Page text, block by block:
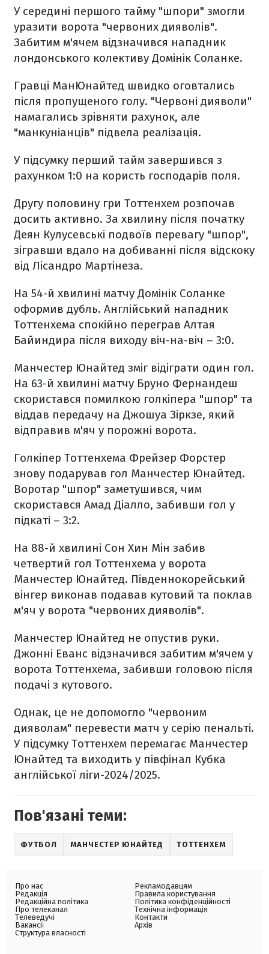
У середині першого тайму "шпори" змогли
уразити ворота "червоних дияволів".
Забитим м'ячем відзначився нападник
лондонського колективу Домінік Соланке.
Гравці МанЮнайтед швидко оговтались
після пропущеного голу. "Червоні дияволи"
намагались зрівняти рахунок, але
"манкуніанців" підвела реалізація.
У підсумку перший тайм завершився з
рахунком 1:0 на користь господарів поля.
Другу половину гри Тоттенхем розпочав
досить активно. За хвилину після початку
Деян Кулусевські подвоїв перевагу "шпор",
зігравши вдало на добиванні після відскоку
від Лісандро Мартінеза.
На 54-й хвилині матчу Домінік Соланке
оформив дубль. Англійський нападник
Тоттенхема спокійно переграв Алтая
Байиндира після виходу віч-на-віч – 3:0.
Манчестер Юнайтед зміг відіграти один гол.
На 63-й хвилині матчу Бруно Фернандеш
скористався помилкою голкіпера "шпор" та
віддав передачу на Джошуа Зіркзе, який
відправив м'яч у порожні ворота.
Голкіпер Тоттенхема Фрейзер Форстер
знову подарував гол Манчестер Юнайтед.
Воротар "шпор" заметушився, чим
скористався Амад Діалло, забивши гол у
підкаті – 3:2.
На 88-й хвилині Сон Хин Мін забив
четвертий гол Тоттенхема у ворота
Манчестер Юнайтед. Південнокорейський
вінгер виконав подавав кутовий та поклав
м'яч у ворота "червоних дияволів".
Манчестер Юнайтед не опустив руки.
Джонні Еванс відзначився забитим м'ячем у
ворота Тоттенхема, забивши головою після
подачі з кутового.
Однак, це не допомогло "червоним
дияволам" перевести матч у серію пенальті.
У підсумку Тоттенхем перемагає Манчестер
Юнайтед та виходить у півфінал Кубка
англійської ліги-2024/2025.
Пов'язані теми:
ФУТБОЛ МАНЧЕСТЕР ЮНАЙТЕД ТОТТЕНХЕМ
Про нас
Редакція
Редакційна політика
Про телеканал
Телеведучі
Вакансії
Структура власності
Рекламодавцям
Правила користування
Політика конфіденційності
Технічна інформація
Контакти
Архів